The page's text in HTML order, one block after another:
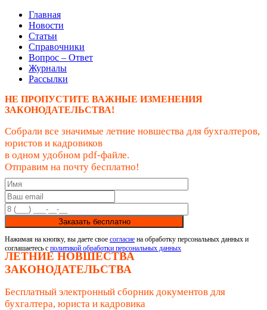
Главная
Новости
Статьи
Справочники
Вопрос – Ответ
Журналы
Рассылки
НЕ ПРОПУСТИТЕ ВАЖНЫЕ ИЗМЕНЕНИЯ
ЗАКОНОДАТЕЛЬСТВА!
Собрали все значимые летние новшества для бухгалтеров,
юристов и кадровиков
в одном удобном pdf-файле.
Отправим на почту бесплатно!
Заказать бесплатно
Нажимая на кнопку, вы даете свое согласие на обработку персональных данных и
соглашаетесь с политикой обработки персональных данных
ЛЕТНИЕ НОВШЕСТВА
ЗАКОНОДАТЕЛЬСТВА
Бесплатный электронный сборник документов для
бухгалтера, юриста и кадровика